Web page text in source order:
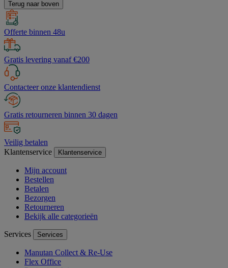
Terug naar boven
Offerte binnen 48u
Gratis levering vanaf €200
Contacteer onze klantendienst
Gratis retourneren binnen 30 dagen
Veilig betalen
Klantenservice
Klantenservice
Mijn account
Bestellen
Betalen
Bezorgen
Retourneren
Bekijk alle categorieën
Services Services
Manutan Collect & Re-Use
Flex Office